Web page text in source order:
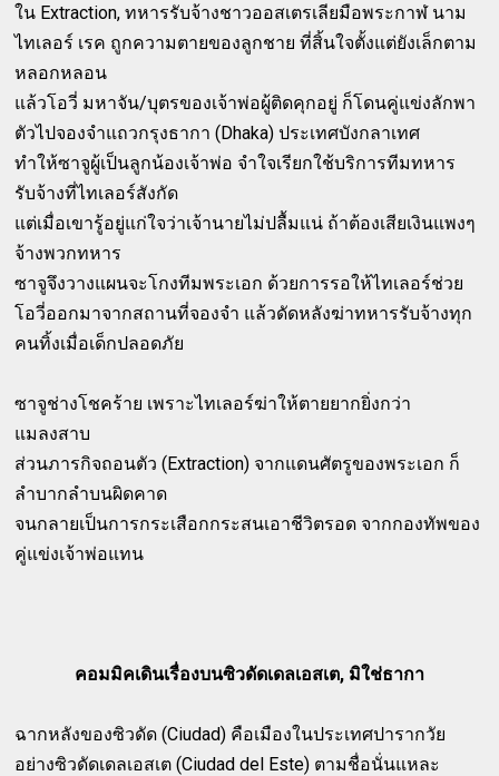
ใน Extraction, ทหารรับจ้างชาวออสเตรเลียมือพระกาฬ นาม
ไทเลอร์ เรค ถูกความตายของลูกชาย ที่สิ้นใจตั้งแต่ยังเล็กตาม
หลอกหลอน
แล้วโอวี่ มหาจัน/บุตรของเจ้าพ่อผู้ติดคุกอยู่ ก็โดนคู่แข่งลักพา
ตัวไปจองจำแถวกรุงธากา (Dhaka) ประเทศบังกลาเทศ
ทำให้ซาจูผู้เป็นลูกน้องเจ้าพ่อ จำใจเรียกใช้บริการทีมทหาร
รับจ้างที่ไทเลอร์สังกัด
แต่เมื่อเขารู้อยู่แก่ใจว่าเจ้านายไม่ปลื้มแน่ ถ้าต้องเสียเงินแพงๆ
จ้างพวกทหาร
ซาจูจึงวางแผนจะโกงทีมพระเอก ด้วยการรอให้ไทเลอร์ช่วย
โอวี่ออกมาจากสถานที่จองจำ แล้วดัดหลังฆ่าทหารรับจ้างทุก
คนทิ้งเมื่อเด็กปลอดภัย
ซาจูช่างโชคร้าย เพราะไทเลอร์ฆ่าให้ตายยากยิ่งกว่า
แมลงสาบ
ส่วนภารกิจถอนตัว (Extraction) จากแดนศัตรูของพระเอก ก็
ลำบากลำบนผิดคาด
จนกลายเป็นการกระเสือกกระสนเอาชีวิตรอด จากกองทัพของ
คู่แข่งเจ้าพ่อแทน
คอมมิคเดินเรื่องบนซิวดัดเดลเอสเต, มิใช่ธากา
ฉากหลังของซิวดัด (Ciudad) คือเมืองในประเทศปารากวัย
อย่างซิวดัดเดลเอสเต (Ciudad del Este) ตามชื่อนั่นแหละ